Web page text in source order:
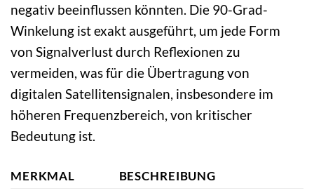
negativ beeinflussen könnten. Die 90-Grad-
Winkelung ist exakt ausgeführt, um jede Form
von Signalverlust durch Reflexionen zu
vermeiden, was für die Übertragung von
digitalen Satellitensignalen, insbesondere im
höheren Frequenzbereich, von kritischer
Bedeutung ist.
MERKMAL BESCHREIBUNG